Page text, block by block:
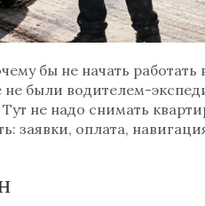
бы не начать
были водителем-
не надо снимать
заявки, оплата,